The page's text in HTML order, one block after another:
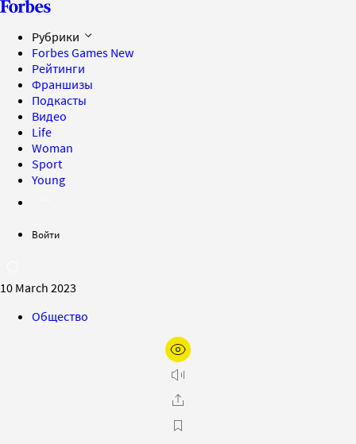
Рубрики
Forbes Games New
Рейтинги
Франшизы
Подкасты
Видео
Life
Woman
Sport
Young
Войти
10 March 2023
Общество